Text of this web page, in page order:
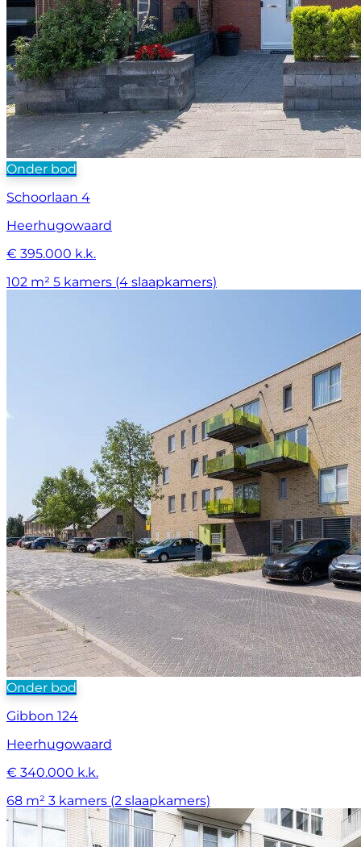
Onder bod
Schoorlaan 4
Heerhugowaard
€ 395.000 k.k.
102 m² 5 kamers (4 slaapkamers)
Onder bod
Gibbon 124
Heerhugowaard
€ 340.000 k.k.
68 m² 3 kamers (2 slaapkamers)